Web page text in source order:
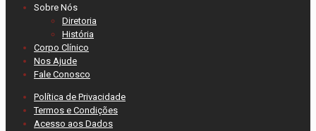
Sobre Nós
Diretoria
História
Corpo Clínico
Nos Ajude
Fale Conosco
Política de Privacidade
Termos e Condições
Acesso aos Dados